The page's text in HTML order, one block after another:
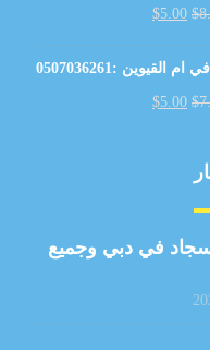
$
$5.00
:0507036261
$
$5.00
في دبي وجميع